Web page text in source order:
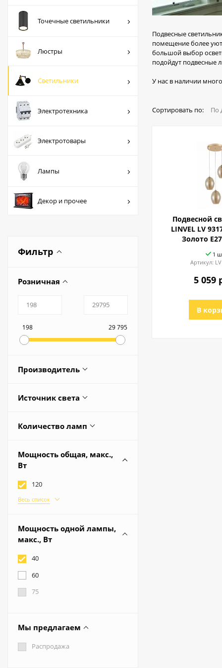
Люстры
Светильники
Электротехника
Лампы
Декор и прочее
Точечные светильники
Люстры
Светильники
Электротехника
Электротовары
Лампы
Декор и прочее
Фильтр
Розничная
198 29 795
Производитель
Весь список
Источник света
Сменная лампа
Количество ламп
Мощность общая, макс.,
Вт
108
10
120
200
225
Весь список
Мощность одной лампы,
макс., Вт
40
60
75
Мы предлагаем
Распродажа
Подвесные
помещение более
большой выбор
подойдут подвесные
У нас в наличии
Сортировать по: По
Подвесной
LINVEL LV
Золото
1
Артикул:
5 059
В